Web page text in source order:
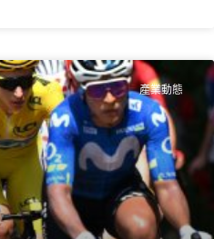
產業動態